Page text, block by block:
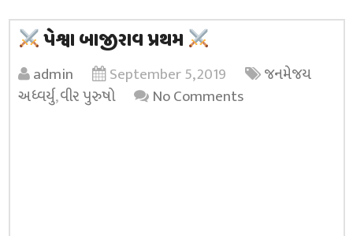
પેશ્વા બાજીરાવ પ્રથમ
admin September 5, 2019
જનમેજય
અધ્વર્યુ,વીર પુરુષો No Comments